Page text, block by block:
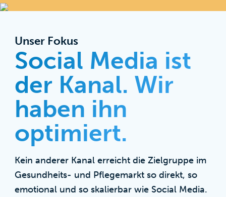
Unser Fokus
Social Media ist
der Kanal. Wir
haben ihn
optimiert.
Kein anderer Kanal erreicht die Zielgruppe im
Gesundheits- und Pflegemarkt so direkt, so
emotional und so skalierbar wie Social Media.